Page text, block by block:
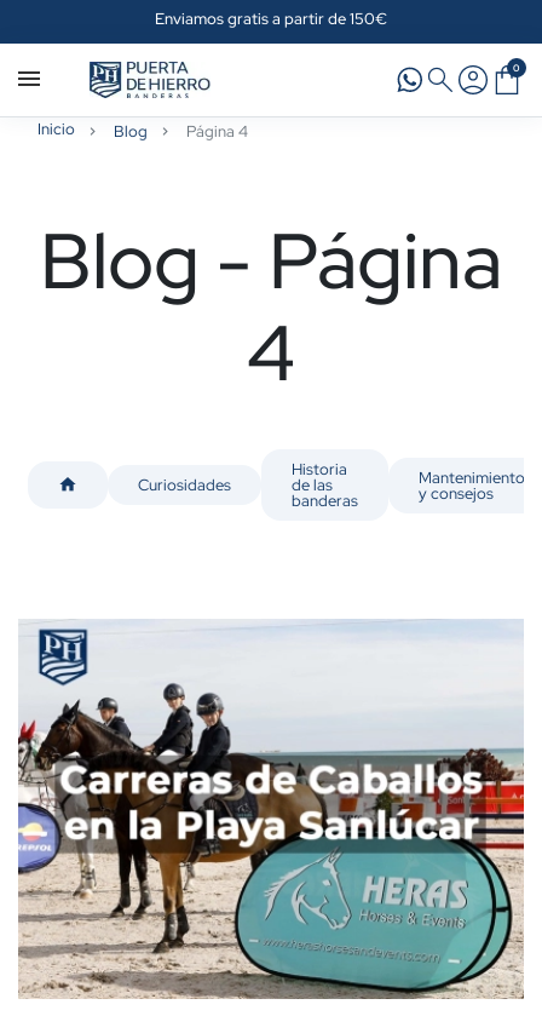
gratis a partir de 150€
0
Inicio Blog Página 4
Blog - Página
4
home Curiosidades
Historia
de las
banderas
Mantenimiento
y consejos